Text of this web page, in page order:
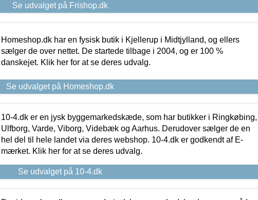
Se udvalget på Frishop.dk
Homeshop.dk har en fysisk butik i Kjellerup i Midtjylland, og ellers
sælger de over nettet. De startede tilbage i 2004, og er 100 %
danskejet. Klik her for at se deres udvalg.
Se udvalget på Homeshop.dk
10-4.dk er en jysk byggemarkedskæde, som har butikker i Ringkøbing,
Ulfborg, Varde, Viborg, Videbæk og Aarhus. Derudover sælger de en
hel del til hele landet via deres webshop. 10-4.dk er godkendt af E-
mærket. Klik her for at se deres udvalg.
Se udvalget på 10-4.dk